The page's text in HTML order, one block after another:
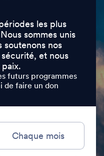
les plus
sommes unis
soutenons nos
et nous
futurs programmes
de faire un don
Chaque mois